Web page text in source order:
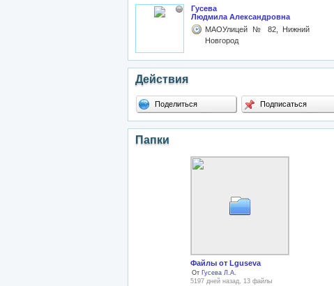
Гусева
Людмила Александровна
МАОУлицей № 82, Нижний
Новгород
Действия
Поделиться Подписаться
Папки
Файлы от Lguseva
От Гусева Л.А.
5197 дней назад, 13 файлы